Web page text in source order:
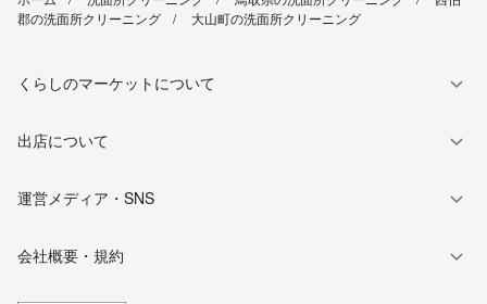
郡の洗面所クリーニング
大山町の洗面所クリーニング
くらしのマーケットについて
出店について
運営メディア・SNS
会社概要・規約